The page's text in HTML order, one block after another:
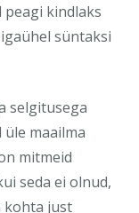
kindlaks
süntaksi
selgitusega
üle maailma
mitmeid
seda ei olnud,
kohta just